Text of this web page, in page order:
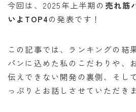
今回は、2025年上半期の 売れ筋
いよTOP4の発表です！
この記事では、ランキングの結
パンに込めた私のこだわりや、
伝えできない開発の裏側、そし
っぷりとお話しさせていただきま